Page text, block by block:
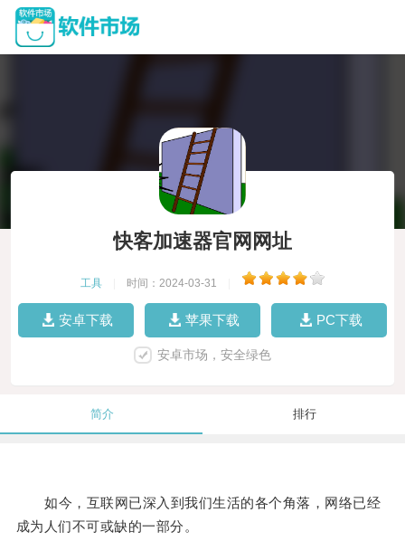
快客加速器官网网址
工具 时间：2024-03-31
安卓下载 苹果下载 PC下载
安卓市场，安全绿色
简介 排行
如今，互联网已深入到我们生活的各个角落，网络已经
成为人们不可或缺的一部分。